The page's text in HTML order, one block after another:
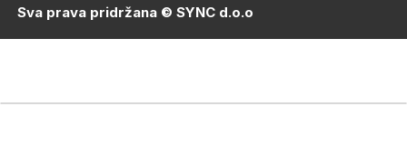
Sva prava pridržana © SYNC d.o.o